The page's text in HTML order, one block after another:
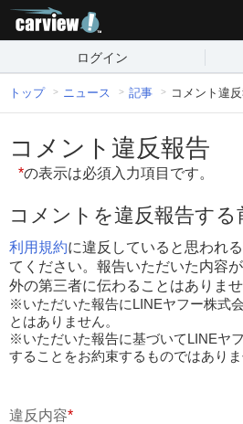
ログイン
トップ ニュース 記事 コメント違
コメント違反報告
*の表示は必須入力項目です。
コメントを違反報告する
利用規約に違反していると思われ
てください。報告いただいた内容
外の第三者に伝わることはありませ
※いただいた報告にLINEヤフー株式
とはありません。
※いただいた報告に基づいてLINEヤ
することをお約束するものではありま
違反内容*